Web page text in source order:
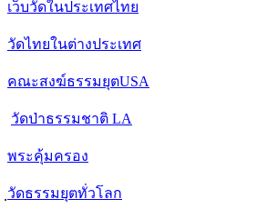
เว็บวัดในประเทศไทย
วัดไทยในต่างประเทศ
คณะสงฆ์ธรรมยุตUSA
วัดป่าธรรมชาติ LA
พระคุ้มครอง
วัดธรรมยุตทั่วโลก